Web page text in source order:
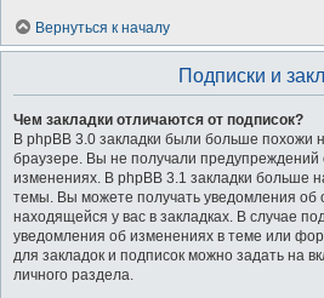
Вернуться к началу
Подписки и
Чем закладки отличаются от подписок?
В phpBB 3.0 закладки были больше похожи
браузере. Вы не получали
изменениях. В phpBB 3.1 закладки больше
темы. Вы можете получать уведомления об
находящейся у вас в закладках. В случае
уведомления об изменениях в теме или
для закладок и подписок можно задать на
личного раздела.